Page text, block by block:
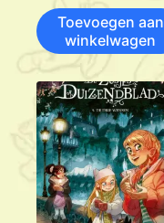
Toevoegen aan
winkelwagen